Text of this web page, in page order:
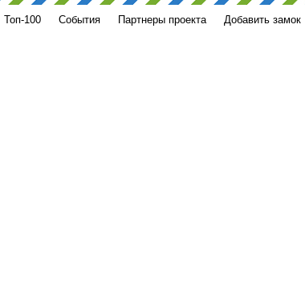
Топ-100 События Партнеры проекта Добавить замок